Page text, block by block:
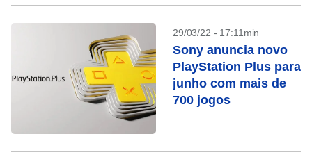
29/03/22 - 17:11min
Sony anuncia novo
PlayStation Plus para
junho com mais de
700 jogos